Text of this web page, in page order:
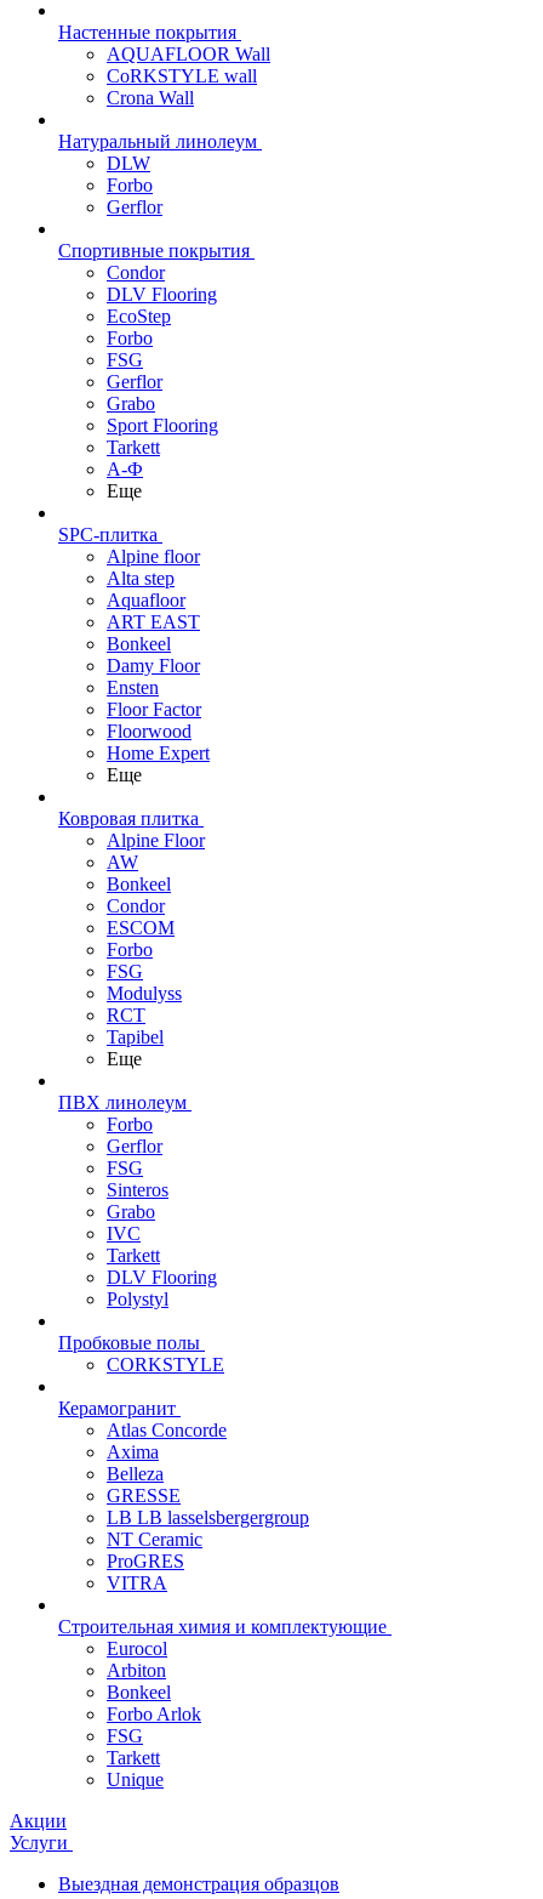
Настенные покрытия
AQUAFLOOR Wall
CoRKSTYLE wall
Crona Wall
Натуральный линолеум
DLW
Forbo
Gerflor
Спортивные покрытия
Condor
DLV Flooring
EcoStep
Forbo
FSG
Gerflor
Grabo
Sport Flooring
Tarkett
А-Ф
Еще
SPC-плитка
Alpine floor
Alta step
Aquafloor
ART EAST
Bonkeel
Damy Floor
Ensten
Floor Factor
Floorwood
Home Expert
Еще
Ковровая плитка
Alpine Floor
AW
Bonkeel
Condor
ESCOM
Forbo
FSG
Modulyss
RCT
Tapibel
Еще
ПВХ линолеум
Forbo
Gerflor
FSG
Sinteros
Grabo
IVC
Tarkett
DLV Flooring
Polystyl
Пробковые полы
CORKSTYLE
Керамогранит
Atlas Concorde
Axima
Belleza
GRESSE
LB LB lasselsbergergroup
NT Ceramic
ProGRES
VITRA
Строительная химия и комплектующие
Eurocol
Arbiton
Bonkeel
Forbo Arlok
FSG
Tarkett
Unique
Акции
Услуги
Выездная демонстрация образцов